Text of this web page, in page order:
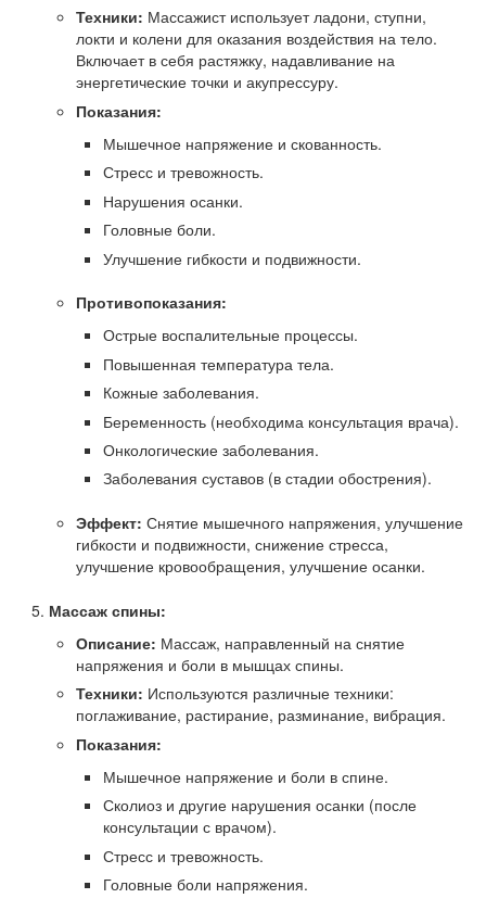
Техники: Массажист использует ладони, ступни,
локти и колени для оказания воздействия на тело.
Включает в себя растяжку, надавливание на
энергетические точки и акупрессуру.
Показания:
Мышечное напряжение и скованность.
Стресс и тревожность.
Нарушения осанки.
Головные боли.
Улучшение гибкости и подвижности.
Противопоказания:
Острые воспалительные процессы.
Повышенная температура тела.
Кожные заболевания.
Беременность (необходима консультация врача).
Онкологические заболевания.
Заболевания суставов (в стадии обострения).
Эффект: Снятие мышечного напряжения, улучшение
гибкости и подвижности, снижение стресса,
улучшение кровообращения, улучшение осанки.
Массаж спины:
Описание: Массаж, направленный на снятие
напряжения и боли в мышцах спины.
Техники: Используются различные техники:
поглаживание, растирание, разминание, вибрация.
Показания:
Мышечное напряжение и боли в спине.
Сколиоз и другие нарушения осанки (после
консультации с врачом).
Стресс и тревожность.
Головные боли напряжения.